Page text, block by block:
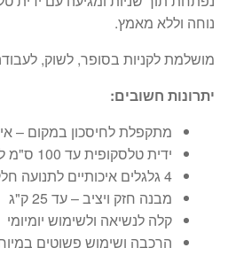
נוחה וללא מאמץ.
מושלמת לקניות בסופר, לשוק,
יתרונות חשובים:
מתקפלת לחיסכון במקום –
ידית טלסקופית עד 100 ס"מ לנוחות מקסימלית
4 גלגלים איכותיים לתנועה חלקה ויציבה
מבנה חזק ויציב – עד 25 ק"ג
קלה לנשיאה ולשימוש יומיומי
הרכבה ושימוש פשוטים